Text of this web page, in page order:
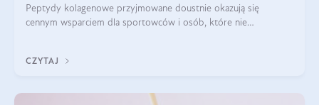
Peptydy kolagenowe przyjmowane doustnie okazują się
cennym wsparciem dla sportowców i osób, które nie
CZYTAJ